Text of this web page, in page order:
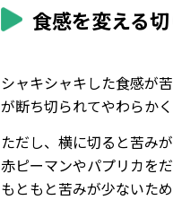
食感を変える
シャキシャキした食感が
が断ち切られてやわらか
ただし、横に切ると苦み
赤ピーマンやパプリカを
もともと苦みが少ないた